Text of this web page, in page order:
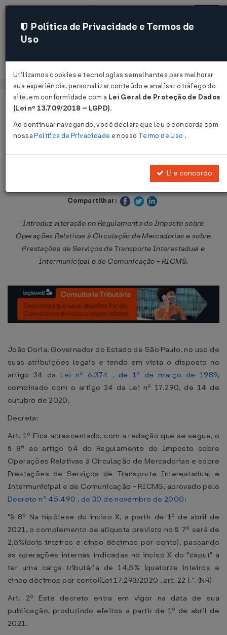
Acessar
Página Inicial Legislações
Decreto Nº 65453 DE 30/12/2020
Publicado no DOE - SP em 31 dez 2020
Compartilhar:
Introduz alteração no Regulamento do Imposto sobre
Operações Relativas à Circulação de Mercadorias e sobre
Prestações de Serviços de Transporte Interestadual e
Intermunicipal e de Comunicação - RICMS.
João Doria, Governador do Estado de São Paulo, no uso de
suas atribuições legais e tendo em vista o disposto no
artigo 34 da Lei nº 6.374 , de 1º de março de 1989,
combinado com o artigo 24 da Lei nº 17.290, de 14 de
outubro de 2020,
Decreta:
Art. 1º Fica acrescentado, com a redação que se segue, o
§ 8º ao artigo 54 do Regulamento do Imposto sobre
Operações Relativas à Circulação de Mercadorias e sobre
Prestações de Serviços de Transporte Interestadual e
Intermunicipal e de Comunicação - RICMS, aprovado pelo
Decreto nº 45.490 , de 30 de novembro de 2000:
"§ 8º Na hipótese do inciso X, a partir de 1º de abril de
2021, o complemento de alíquota previsto no § 7º será de
2,5%(dois inteiros e cinco décimos por cento), passando
as operações internas indicadas no inciso X do "caput" a
ter uma carga tributária de 14,5% (quatorze inteiros e
cinco décimos por cento)(Lei 17.293/2020 , art. 22 ).". (NR)
Art. 2º Este decreto entra em vigor na data de sua
publicação, produzindo efeitos a partir de 1º de abril de
2021.
Política de Privacidade e Termos de
Uso
Utilizamos cookies e tecnologias semelhantes para melhorar
sua experiência, personalizar conteúdo e analisar o tráfego do
site, em conformidade com a Lei Geral de Proteção de Dados
(Lei nº 13.709/2018 – LGPD).
Ao continuar navegando, você declara que leu e concorda com
nossaPolítica de Privacidade e nosso Termo de Uso .
Li e concordo